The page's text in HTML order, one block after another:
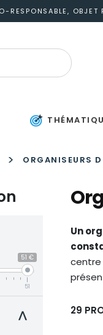
RESPONSABLE,
> ORGANISEURS
Un
centre
29
51 €
51
>